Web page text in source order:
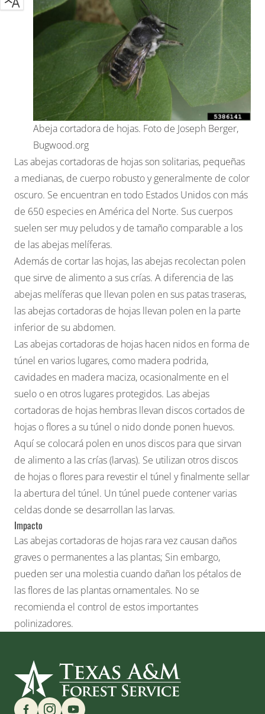
Abeja cortadora de hojas. Foto de Joseph Berger,
Bugwood.org
Las abejas cortadoras de hojas son solitarias, pequeñas
a medianas, de cuerpo robusto y generalmente de color
oscuro. Se encuentran en todo Estados Unidos con más
de 650 especies en América del Norte. Sus cuerpos
suelen ser muy peludos y de tamaño comparable a los
de las abejas melíferas.
Además de cortar las hojas, las abejas recolectan polen
que sirve de alimento a sus crías. A diferencia de las
abejas melíferas que llevan polen en sus patas traseras,
las abejas cortadoras de hojas llevan polen en la parte
inferior de su abdomen.
Las abejas cortadoras de hojas hacen nidos en forma de
túnel en varios lugares, como madera podrida,
cavidades en madera maciza, ocasionalmente en el
suelo o en otros lugares protegidos. Las abejas
cortadoras de hojas hembras llevan discos cortados de
hojas o flores a su túnel o nido donde ponen huevos.
Aquí se colocará polen en unos discos para que sirvan
de alimento a las crías (larvas). Se utilizan otros discos
de hojas o flores para revestir el túnel y finalmente sellar
la abertura del túnel. Un túnel puede contener varias
celdas donde se desarrollan las larvas.
Impacto
Las abejas cortadoras de hojas rara vez causan daños
graves o permanentes a las plantas; Sin embargo,
pueden ser una molestia cuando dañan los pétalos de
las flores de las plantas ornamentales. No se
recomienda el control de estos importantes
polinizadores.
Find us on Social Media